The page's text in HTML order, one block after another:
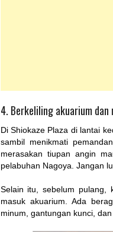
4. Berkeliling akuarium
Di Shiokaze Plaza di lantai
sambil menikmati
merasakan tiupan angin
pelabuhan Nagoya. Jangan
Selain itu, sebelum pulang,
masuk akuarium. Ada
minum, gantungan kunci,